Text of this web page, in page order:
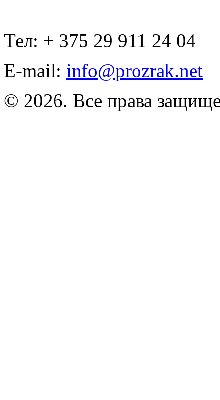
Тел: + 375 29 911 24 04
E-mail: info@prozrak.net
© 2026. Все права